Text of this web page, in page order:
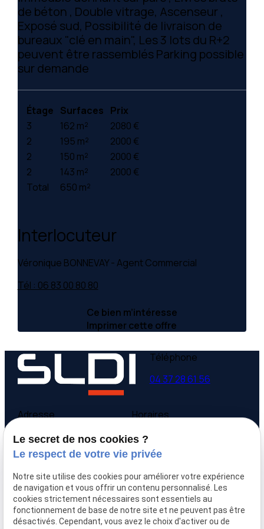
de béton , Double vitrage, Ascenseur ,
Exposé sud, Possibilité de livraison de
bureaux "clé en main", Les 3 lots du R+2
peuvent être rassemblés Parking possible
sur demande
Étage Surfaces Prix
3
162 m²
2080 €
2
195 m²
2000 €
2
150 m²
2000 €
2
143 m²
2000 €
Total
650 m²
Interlocuteur
Véronique BONNEVAY - Agent Commercial
Tél : 06 83 00 80 80
Ce bien m’intéresse
Imprimer cette offre
Téléphone
04 37 28 61 56
Adresse
9 avenue Victor Hugo
69160 Tassin la Demi-
Lune
Horaires
Lundi - Vendredi
09:00-12:00,
Accueil
Qui sommes-nous
Nos biens
Le secret de nos cookies ?
Le respect de votre vie privée
Notre site utilise des cookies pour améliorer votre expérience
de navigation et vous offrir un contenu personnalisé. Les
cookies strictement nécessaires sont essentiels au
fonctionnement de base de notre site et ne peuvent pas être
désactivés. Cependant, vous avez le choix d'activer ou de